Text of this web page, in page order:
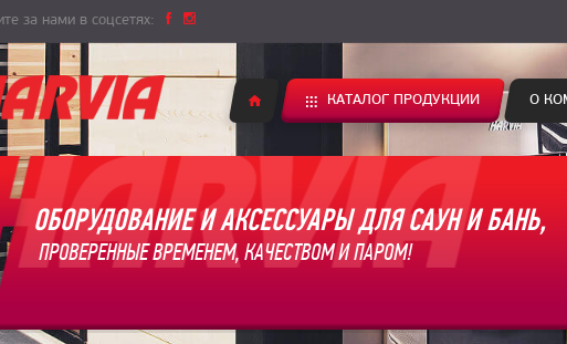
за нами в соцсетях:
КАТАЛОГ ПРОДУКЦИИ О
ОБОРУДОВАНИЕ И АКСЕССУАРЫ ДЛЯ САУН И БАНЬ,
ПРОВЕРЕННЫЕ ВРЕМЕНЕМ, КАЧЕСТВОМ И ПАРОМ!